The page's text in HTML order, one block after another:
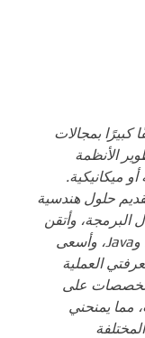
بمجالات
الأنظمة
ميكانيكية.
حلول هندسية
البرمجة، وأتقن
العمل بعدة لغات مثل C و++C وPython وJava، وأسعى
العملية
على
مما يمنحني